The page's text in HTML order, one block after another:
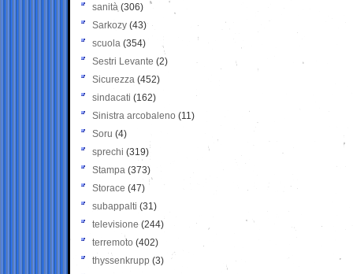
sanità (306)
Sarkozy (43)
scuola (354)
Sestri Levante (2)
Sicurezza (452)
sindacati (162)
Sinistra arcobaleno (11)
Soru (4)
sprechi (319)
Stampa (373)
Storace (47)
subappalti (31)
televisione(244)
terremoto (402)
thyssenkrupp (3)